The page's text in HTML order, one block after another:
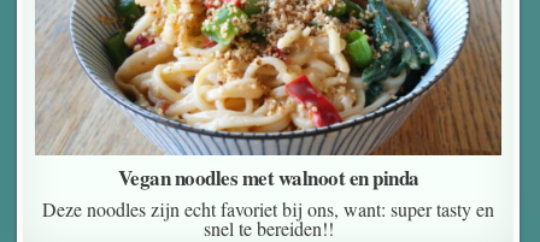
Vegan noodles met walnoot en pinda
Deze noodles zijn echt favoriet bij ons, want: super tasty en
snel te bereiden!!